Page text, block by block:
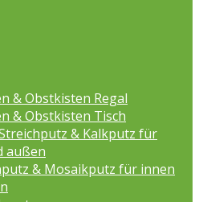
& Obstkisten Regal
& Obstkisten Tisch
& Kalkputz für
außen
& Mosaikputz für innen